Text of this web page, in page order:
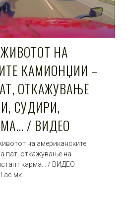
НА
КАМИОНЏИИ –
ОТКАЖУВАЊЕ
СУДИРИ,
/ ВИДЕО
на американските
пат, откажување на
карма… / ВИДЕО